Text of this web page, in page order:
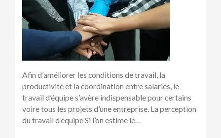
d’équipe
au
sein
entreprises
Afin d’améliorer les conditions de travail, la
productivité et la coordination entre salariés, le
travail d’équipe s’avère indispensable pour certains
voire tous les projets d’une entreprise. La perception
du travail d’équipe Si l’on estime le…